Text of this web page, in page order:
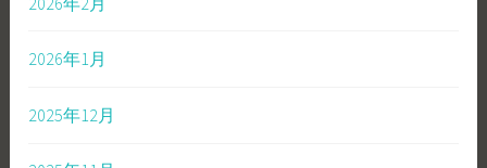
2026年1月
2025年12月